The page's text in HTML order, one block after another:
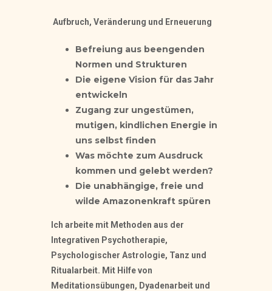
Aufbruch, Veränderung und Erneuerung
Befreiung aus beengenden
Normen und Strukturen
Die eigene Vision für das Jahr
entwickeln
Zugang zur ungestümen,
mutigen, kindlichen Energie in
uns selbst finden
Was möchte zum Ausdruck
kommen und gelebt werden?
Die unabhängige, freie und
wilde Amazonenkraft spüren
Ich arbeite mit Methoden aus der
Integrativen Psychotherapie,
Psychologischer Astrologie, Tanz und
Ritualarbeit. Mit Hilfe von
Meditationsübungen, Dyadenarbeit und